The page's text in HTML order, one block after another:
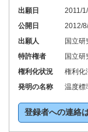
出願日
2011/
公開日
2012/
出願人
国立
特許権者
国立
権利化状況
権利化
発明の名称
温度標
登録者への連絡